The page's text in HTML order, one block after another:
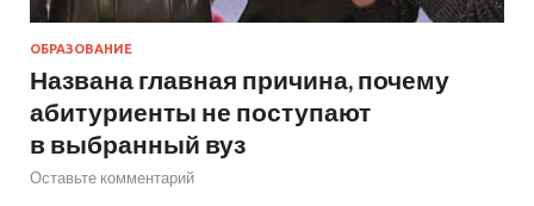
ОБРАЗОВАНИЕ
Названа главная причина, почему
абитуриенты не поступают
в выбранный вуз
Оставьте комментарий